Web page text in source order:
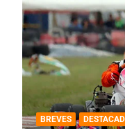
DESTACADA IAME